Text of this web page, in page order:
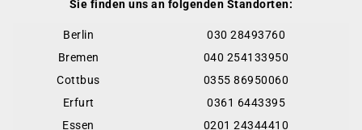
Sie finden uns an folgenden Standorten:
Berlin
030 28493760
Bremen
040 254133950
Cottbus
0355 86950060
Erfurt
0361 6443395
Essen
0201 24344410